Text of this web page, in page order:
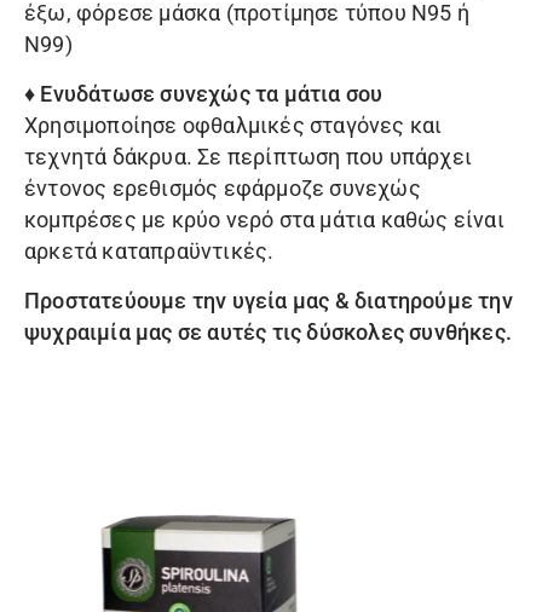
έξω, φόρεσε μάσκα (προτίμησε τύπου N95 ή
N99)
♦ Ενυδάτωσε συνεχώς τα μάτια σου
Χρησιμοποίησε οφθαλμικές σταγόνες και
τεχνητά δάκρυα. Σε περίπτωση που υπάρχει
έντονος ερεθισμός εφάρμοζε συνεχώς
κομπρέσες με κρύο νερό στα μάτια καθώς είναι
αρκετά καταπραϋντικές.
Προστατεύουμε την υγεία μας & διατηρούμε την
ψυχραιμία μας σε αυτές τις δύσκολες συνθήκες.